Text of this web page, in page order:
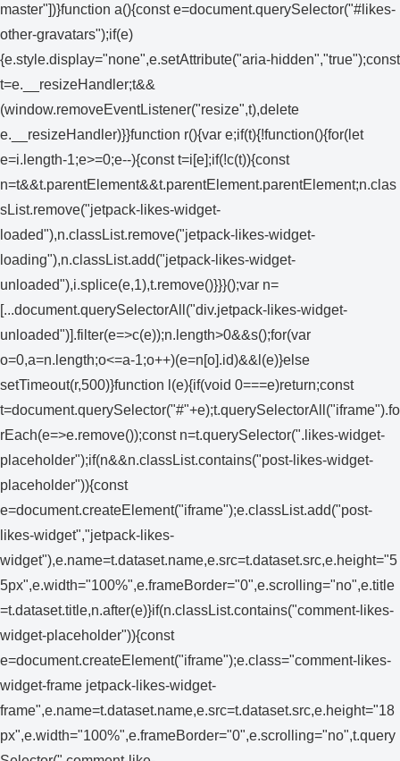
master"])}function a(){const e=document.querySelector("#likes-
other-gravatars");if(e)
{e.style.display="none",e.setAttribute("aria-hidden","true");const
t=e.__resizeHandler;t&&
(window.removeEventListener("resize",t),delete
e.__resizeHandler)}}function r(){var e;if(t){!function(){for(let
e=i.length-1;e>=0;e--){const t=i[e];if(!c(t)){const
n=t&&t.parentElement&&t.parentElement.parentElement;n.clas
sList.remove("jetpack-likes-widget-
loaded"),n.classList.remove("jetpack-likes-widget-
loading"),n.classList.add("jetpack-likes-widget-
unloaded"),i.splice(e,1),t.remove()}}}();var n=
[...document.querySelectorAll("div.jetpack-likes-widget-
unloaded")].filter(e=>c(e));n.length>0&&s();for(var
o=0,a=n.length;o<=a-1;o++)(e=n[o].id)&&l(e)}else
setTimeout(r,500)}function l(e){if(void 0===e)return;const
t=document.querySelector("#"+e);t.querySelectorAll("iframe").fo
rEach(e=>e.remove());const n=t.querySelector(".likes-widget-
placeholder");if(n&&n.classList.contains("post-likes-widget-
placeholder")){const
e=document.createElement("iframe");e.classList.add("post-
likes-widget","jetpack-likes-
widget"),e.name=t.dataset.name,e.src=t.dataset.src,e.height="5
5px",e.width="100%",e.frameBorder="0",e.scrolling="no",e.title
=t.dataset.title,n.after(e)}if(n.classList.contains("comment-likes-
widget-placeholder")){const
e=document.createElement("iframe");e.class="comment-likes-
widget-frame jetpack-likes-widget-
frame",e.name=t.dataset.name,e.src=t.dataset.src,e.height="18
px",e.width="100%",e.frameBorder="0",e.scrolling="no",t.query